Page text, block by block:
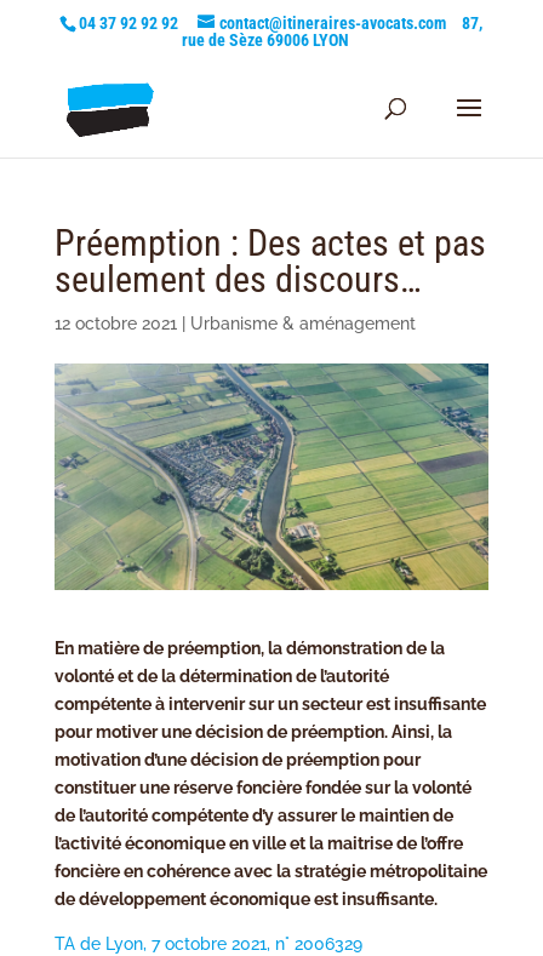
04 37 92 92 92 contact@itineraires-avocats.com
87,
rue de Sèze 69006 LYON
Préemption : Des actes et pas
seulement des discours…
12 octobre 2021 Urbanisme & aménagement
En matière de préemption, la démonstration de la
volonté et de la détermination de l’autorité
compétente à intervenir sur un secteur est insuffisante
pour motiver une décision de préemption. Ainsi, la
motivation d’une décision de préemption pour
constituer une réserve foncière fondée sur la volonté
de l’autorité compétente d’y assurer le maintien de
l’activité économique en ville et la maitrise de l’offre
foncière en cohérence avec la stratégie métropolitaine
de développement économique est insuffisante.
TA de Lyon, 7 octobre 2021, n° 2006329